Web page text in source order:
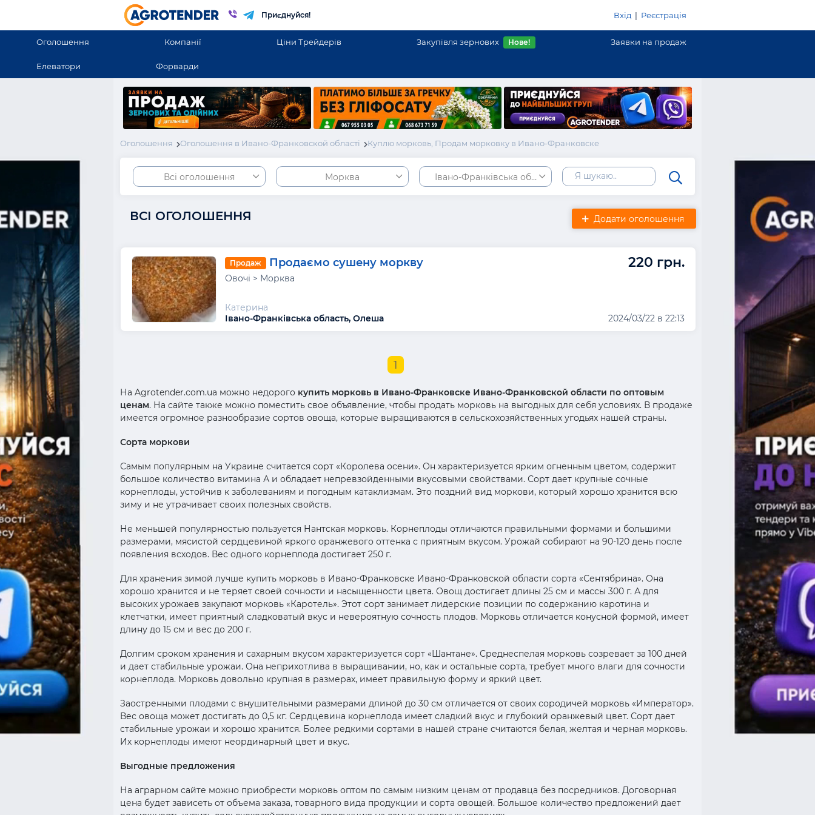
Приєднуйся! Вхід | Реєстрація
Оголошення Компанії Ціни Трейдерів Закупівля зернових Нове! Заявки на продаж
Елеватори Форварди
Оголошення Оголошення в Ивано-Франковской області Куплю морковь, Продам морковку в Ивано-Франковске
Всі оголошення Морква Івано-Франківська область
Додати оголошення
ВСІ ОГОЛОШЕННЯ
Продаж Продаємо сушену моркву 220 грн.
Овочі > Морква
Катерина
Івано-Франківська область, Олеша
2024/03/22 в 22:13
1
На Agrotender.com.ua можно недорого купить морковь в Ивано-Франковске Ивано-Франковской области по оптовым
ценам. На сайте также можно поместить свое объявление, чтобы продать морковь на выгодных для себя условиях. В продаже
имеется огромное разнообразие сортов овоща, которые выращиваются в сельскохозяйственных угодьях нашей страны.
Сорта моркови
Самым популярным на Украине считается сорт «Королева осени». Он характеризуется ярким огненным цветом, содержит
большое количество витамина А и обладает непревзойденными вкусовыми свойствами. Сорт дает крупные сочные
корнеплоды, устойчив к заболеваниям и погодным катаклизмам. Это поздний вид моркови, который хорошо хранится всю
зиму и не утрачивает своих полезных свойств.
Не меньшей популярностью пользуется Нантская морковь. Корнеплоды отличаются правильными формами и большими
размерами, мясистой сердцевиной яркого оранжевого оттенка с приятным вкусом. Урожай собирают на 90-120 день после
появления всходов. Вес одного корнеплода достигает 250 г.
Для хранения зимой лучше купить морковь в Ивано-Франковске Ивано-Франковской области сорта «Сентябрина». Она
хорошо хранится и не теряет своей сочности и насыщенности цвета. Овощ достигает длины 25 см и массы 300 г. А для
высоких урожаев закупают морковь «Каротель». Этот сорт занимает лидерские позиции по содержанию каротина и
клетчатки, имеет приятный сладковатый вкус и невероятную сочность плодов. Морковь отличается конусной формой, имеет
длину до 15 см и вес до 200 г.
Долгим сроком хранения и сахарным вкусом характеризуется сорт «Шантане». Среднеспелая морковь созревает за 100 дней
и дает стабильные урожаи. Она неприхотлива в выращивании, но, как и остальные сорта, требует много влаги для сочности
корнеплода. Морковь довольно крупная в размерах, имеет правильную форму и яркий цвет.
Заостренными плодами с внушительными размерами длиной до 30 см отличается от своих сородичей морковь «Император».
Вес овоща может достигать до 0,5 кг. Сердцевина корнеплода имеет сладкий вкус и глубокий оранжевый цвет. Сорт дает
стабильные урожаи и хорошо хранится. Более редкими сортами в нашей стране считаются белая, желтая и черная морковь.
Их корнеплоды имеют неординарный цвет и вкус.
Выгодные предложения
На аграрном сайте можно приобрести морковь оптом по самым низким ценам от продавца без посредников. Договорная
цена будет зависеть от объема заказа, товарного вида продукции и сорта овощей. Большое количество предложений дает